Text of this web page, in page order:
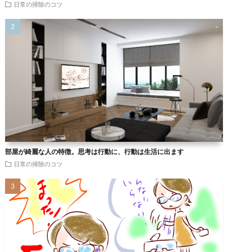
日常の掃除のコツ
部屋が綺麗な人の特徴。思考は行動に、行動は生活に出ます
日常の掃除のコツ